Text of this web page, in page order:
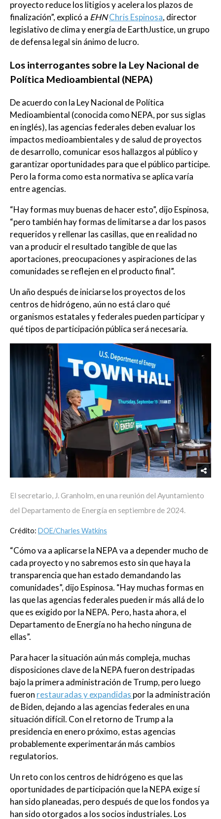
proyecto reduce los litigios y acelera los plazos de
finalización”, explicó a EHNChris Espinosa, director
legislativo de clima y energía de EarthJustice, un grupo
de defensa legal sin ánimo de lucro.
Los interrogantes sobre la Ley Nacional de
Política Medioambiental (NEPA)
De acuerdo con la Ley Nacional de Política
Medioambiental (conocida como NEPA, por sus siglas
en inglés), las agencias federales deben evaluar los
impactos medioambientales y de salud de proyectos
de desarrollo, comunicar esos hallazgos al público y
garantizar oportunidades para que el público participe.
Pero la forma como esta normativa se aplica varía
entre agencias.
“Hay formas muy buenas de hacer esto”, dijo Espinosa,
“pero también hay formas de limitarse a dar los pasos
requeridos y rellenar las casillas, que en realidad no
van a producir el resultado tangible de que las
aportaciones, preocupaciones y aspiraciones de las
comunidades se reflejen en el producto final”.
Un año después de iniciarse los proyectos de los
centros de hidrógeno, aún no está claro qué
organismos estatales y federales pueden participar y
qué tipos de participación pública será necesaria.
El secretario, J. Granholm, en una reunión del Ayuntamiento
del Departamento de Energía en septiembre de 2024.
Crédito: DOE/Charles Watkins
“Cómo va a aplicarse la NEPA va a depender mucho de
cada proyecto y no sabremos esto sin que haya la
transparencia que han estado demandando las
comunidades”, dijo Espinosa. “Hay muchas formas en
las que las agencias federales pueden ir más allá de lo
que es exigido por la NEPA. Pero, hasta ahora, el
Departamento de Energía no ha hecho ninguna de
ellas”.
Para hacer la situación aún más compleja, muchas
disposiciones clave de la NEPA fueron destripadas
bajo la primera administración de Trump, pero luego
fueron restauradas y expandidas por la administración
de Biden, dejando a las agencias federales en una
situación difícil. Con el retorno de Trump a la
presidencia en enero próximo, estas agencias
probablemente experimentarán más cambios
regulatorios.
Un reto con los centros de hidrógeno es que las
oportunidades de participación que la NEPA exige sí
han sido planeadas, pero después de que los fondos ya
han sido otorgados a los socios industriales. Los